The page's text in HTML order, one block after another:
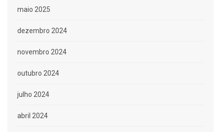
maio 2025
dezembro 2024
novembro 2024
outubro 2024
julho 2024
abril 2024